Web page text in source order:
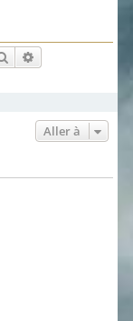
Rechercher
Aller à